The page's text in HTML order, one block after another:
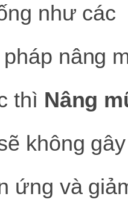
như các
nâng
thì Nâng
không
ứng và